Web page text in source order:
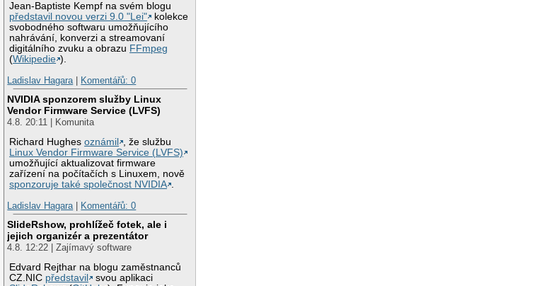
Jean-Baptiste Kempf na svém blogu
představil novou verzi 9.0 "Lei"
kolekce
svobodného softwaru umožňujícího
nahrávání, konverzi a streamovaní
digitálního zvuku a obrazu FFmpeg
(Wikipedie ).
Ladislav Hagara| Komentářů: 0
NVIDIA sponzorem služby Linux
Vendor Firmware Service (LVFS)
4.8. 20:11 | Komunita
Richard Hughesoznámil
, že službu
Linux Vendor Firmware Service (LVFS)
umožňující aktualizovat firmware
zařízení na počítačích s Linuxem, nově
sponzoruje také společnost NVIDIA .
Ladislav Hagara| Komentářů: 0
SlideRshow, prohlížeč fotek, ale i
jejich organizér a prezentátor
4.8. 12:22 | Zajímavý software
Edvard Rejthar na blogu zaměstnanců
CZ.NIC představil
svou aplikaci